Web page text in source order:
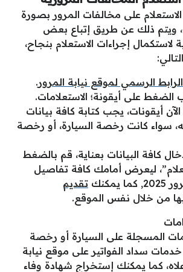
الاستعلام على مخالفات المرور بصورة
ويتم ذلك عن طريق إتباع بعض
لاستكمال إجراءات الاستعلام بنجاح،
الرابط الرسمي لموقع نيابة المرور.
على أيقونة؛ الاستعلامات.
أيقونات، يجب كتابة كافة بيانات
سواء كانت رخصة السيارة، أو رخصة
كافة البيانات بعناية، قم بالضغط
ليعرض أمامك كافة تفاصيل
تقديم
من خلال نفس الموقع.
المسجلة على السيارة أو رخصة
خدمات سداد الفواتير على موقع نيابة
كما يمكنك إستخراج شهادة وفاء